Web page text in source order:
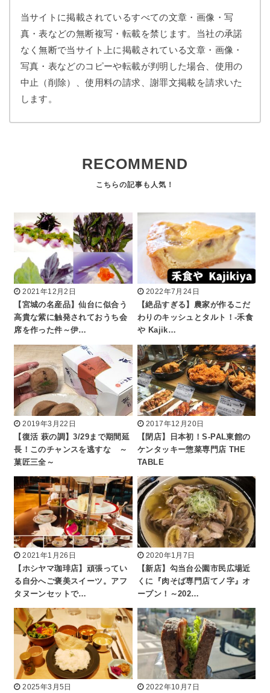
当サイトに掲載されているすべての文章・画像・写
真・表などの無断複写・転載を禁じます。当社の承諾
なく無断で当サイト上に掲載されている文章・画像・
写真・表などのコピーや転載が判明した場合、使用の
中止（削除）、使用料の請求、謝罪文掲載を請求いた
します。
RECOMMEND
2021年12月2日
【宮城の名産品】仙台に似合う
高貴な紫に触発されておうち会
席を作った件～伊…
2022年7月24日
【絶品すぎる】農家が作るこだ
わりのキッシュとタルト！-禾食
や Kajik…
2019年3月22日
【復活 萩の調】3/29まで期間延
長！このチャンスを逃すな ～
菓匠三全～
2017年12月20日
【閉店】日本初！S-PAL東館の
ケンタッキー惣菜専門店 THE
TABLE
2021年1月26日
【ホシヤマ珈琲店】頑張ってい
る自分へご褒美スイーツ。アフ
タヌーンセットで…
2020年1月7日
【新店】勾当台公園市民広場近
くに『肉そば専門店てノ字』オ
ープン！～202…
2025年3月5日
2022年10月7日